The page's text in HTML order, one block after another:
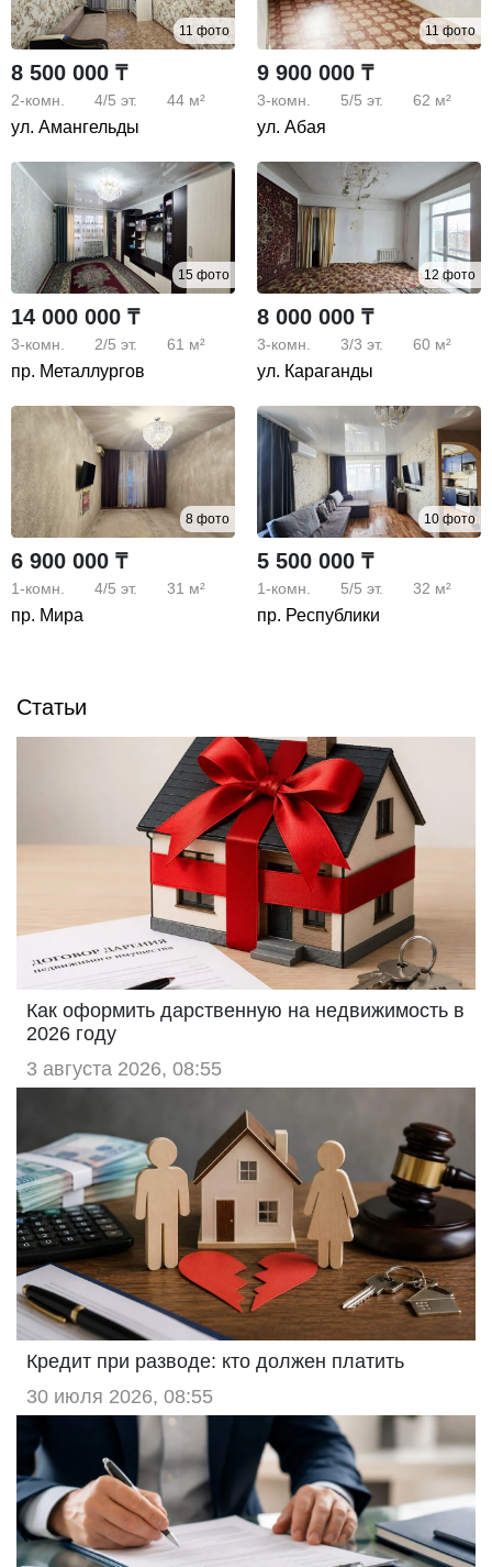
11 фото
8 500 000 ₸
2-комн. 4/5 эт. 44 м²
ул. Амангельды
11 фото
9 900 000 ₸
3-комн. 5/5 эт. 62 м²
ул. Абая
15 фото
14 000 000 ₸
3-комн. 2/5 эт. 61 м²
пр. Металлургов
12 фото
8 000 000 ₸
3-комн. 3/3 эт. 60 м²
ул. Караганды
8 фото
6 900 000 ₸
1-комн. 4/5 эт. 31 м²
пр. Мира
10 фото
5 500 000 ₸
1-комн. 5/5 эт. 32 м²
пр. Республики
Статьи
Как оформить дарственную на недвижимость в
2026 году
3 августа 2026, 08:55
Кредит при разводе: кто должен платить
30 июля 2026, 08:55